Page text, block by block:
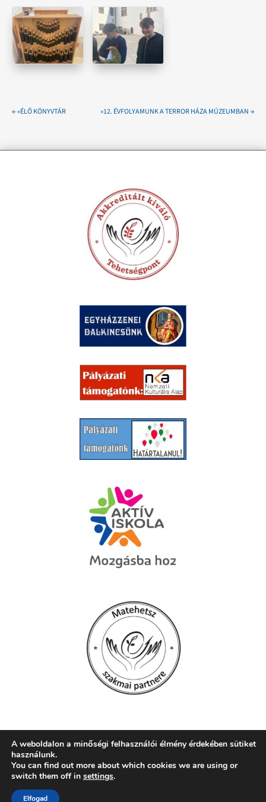
←«ÉLŐ KÖNYVTÁR »12. ÉVFOLYAMUNK A TERROR HÁZA MÚZEUMBAN→
© 2026 Szent Mór Iskolaközpont, Pécs
web:
A weboldalon a minőségi felhasználói élmény érdekében sütiket
használunk.
You can find out more about which cookies we are using or
switch them off in settings.
Elfogad